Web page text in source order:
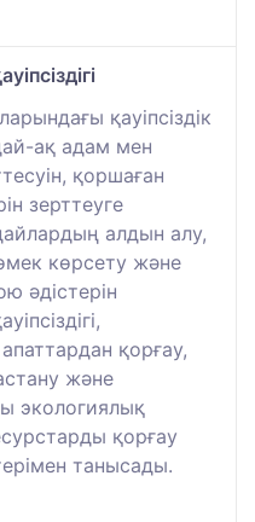
қауіпсіздік
ақ адам мен
қоршаған
зерттеуге
алдын алу,
көрсету және
әдістерін
қорғау,
және
экологиялық
қорғау
танысады.